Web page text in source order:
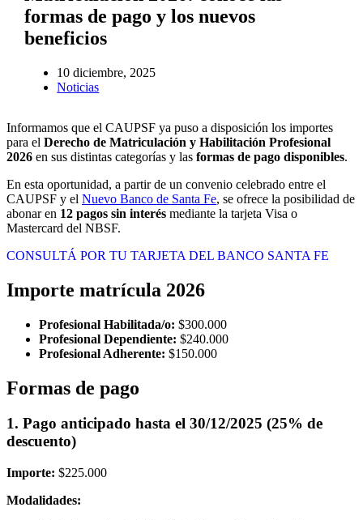
formas de pago y los nuevos
beneficios
10 diciembre, 2025
Noticias
Informamos que el CAUPSF ya puso a disposición los importes
para el Derecho de Matriculación y Habilitación Profesional
2026 en sus distintas categorías y las formas de pago disponibles.
En esta oportunidad, a partir de un convenio celebrado entre el
CAUPSF y el Nuevo Banco de Santa Fe, se ofrece la posibilidad de
abonar en 12 pagos sin interés mediante la tarjeta Visa o
Mastercard del NBSF.
CONSULTÁ POR TU TARJETA DEL BANCO SANTA FE
Importe matrícula 2026
Profesional Habilitada/o: $300.000
Profesional Dependiente: $240.000
Profesional Adherente: $150.000
Formas de pago
1. Pago anticipado hasta el 30/12/2025 (25% de
descuento)
Importe: $225.000
Modalidades: